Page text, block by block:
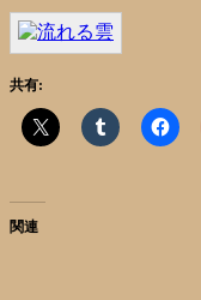
共有:
関連